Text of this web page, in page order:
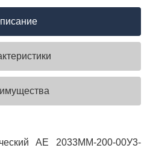
АЕ 2033ММ-200-00У3-